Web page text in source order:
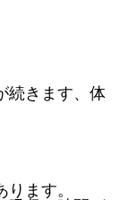
続きます、体
ます。